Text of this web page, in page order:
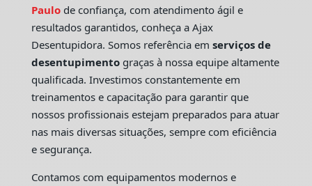
Paulo de confiança, com atendimento ágil e
resultados garantidos, conheça a Ajax
Desentupidora. Somos referência em serviços de
desentupimentograças à nossa equipe altamente
qualificada. Investimos constantemente em
treinamentos e capacitação para garantir que
nossos profissionais estejam preparados para atuar
nas mais diversas situações, sempre com eficiência
e segurança.
Contamos com equipamentos modernos e